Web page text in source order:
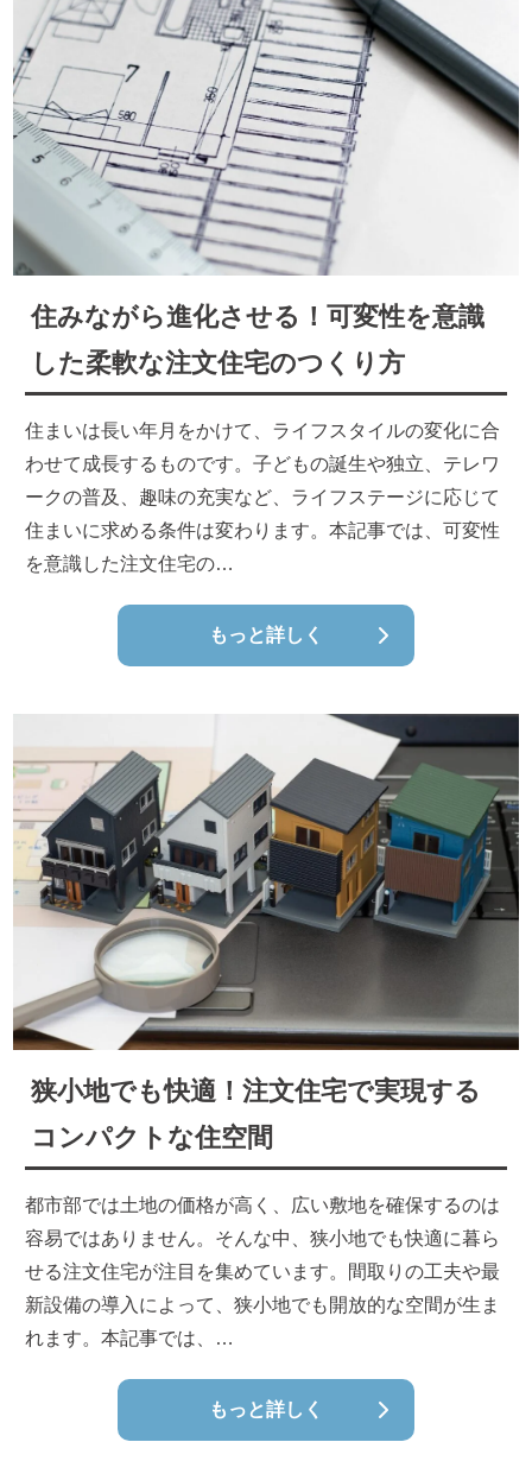
住みながら進化させる！可変性を意識
した柔軟な注文住宅のつくり方
住まいは長い年月をかけて、ライフスタイルの変化に合
わせて成長するものです。子どもの誕生や独立、テレワ
ークの普及、趣味の充実など、ライフステージに応じて
住まいに求める条件は変わります。本記事では、可変性
を意識した注文住宅の…
もっと詳しく
狭小地でも快適！注文住宅で実現する
コンパクトな住空間
都市部では土地の価格が高く、広い敷地を確保するのは
容易ではありません。そんな中、狭小地でも快適に暮ら
せる注文住宅が注目を集めています。間取りの工夫や最
新設備の導入によって、狭小地でも開放的な空間が生ま
れます。本記事では、…
もっと詳しく